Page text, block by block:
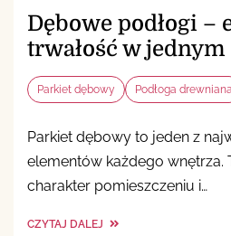
Dębowe podłogi –
trwałość w
Parkiet dębowy Podłoga drewniana
Parkiet dębowy to jeden z
elementów każdego wnętrza.
charakter pomieszczeniu i…
CZYTAJ DALEJ